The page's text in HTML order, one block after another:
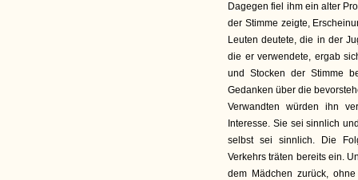
Dagegen fiel ihm ein alter
der Stimme zeigte,
Leuten deutete, die in der
die er verwendete, ergab
und Stocken der Stimme
Gedanken über die
Verwandten würden ihn
Interesse. Sie sei sinnlich
selbst sei sinnlich. Die
Verkehrs träten bereits ein.
dem Mädchen zurück,